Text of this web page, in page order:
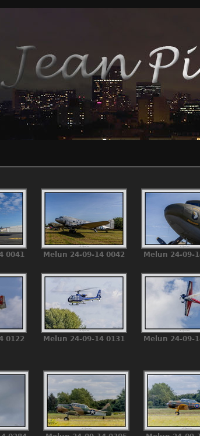
0041 Melun 24-09-14 0042 Melun 24-09-
0122 Melun 24-09-14 0131 Melun 24-09-